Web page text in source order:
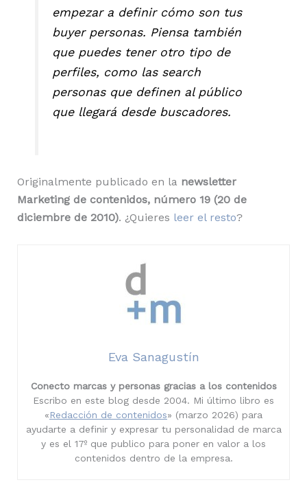
empezar a definir cómo son tus
buyer personas. Piensa también
que puedes tener otro tipo de
perfiles, como las search
personas que definen al público
que llegará desde buscadores.
Originalmente publicado en la newsletter
Marketing de contenidos, número 19 (20 de
diciembre de 2010). ¿Quieres leer el resto?
Eva Sanagustín
Conecto marcas y personas gracias a los contenidos
Escribo en este blog desde 2004. Mi último libro es
«Redacción de contenidos» (marzo 2026) para
ayudarte a definir y expresar tu personalidad de marca
y es el 17º que publico para poner en valor a los
contenidos dentro de la empresa.